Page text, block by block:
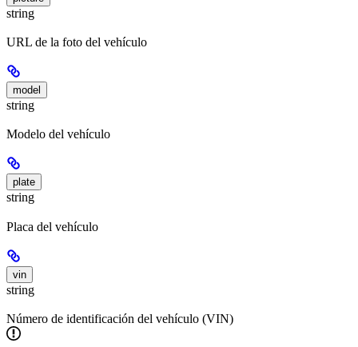
string
URL de la foto del vehículo
model
string
Modelo del vehículo
plate
string
Placa del vehículo
vin
string
Número de identificación del vehículo (VIN)